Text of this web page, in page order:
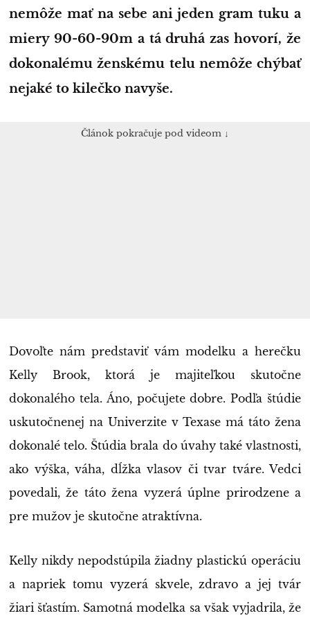
nemôže mať na sebe ani jeden gram tuku a
miery 90-60-90m a tá druhá zas hovorí, že
dokonalému ženskému telu nemôže chýbať
nejaké to kilečko navyše.
Článok pokračuje pod videom ↓
Dovoľte nám predstaviť vám modelku a herečku
Kelly Brook, ktorá je majiteľkou skutočne
dokonalého tela. Áno, počujete dobre. Podľa štúdie
uskutočnenej na Univerzite v Texase má táto žena
dokonalé telo. Štúdia brala do úvahy také vlastnosti,
ako výška, váha, dĺžka vlasov či tvar tváre. Vedci
povedali, že táto žena vyzerá úplne prirodzene a
pre mužov je skutočne atraktívna.
Kelly nikdy nepodstúpila žiadny plastickú operáciu
a napriek tomu vyzerá skvele, zdravo a jej tvár
žiari šťastím. Samotná modelka sa však vyjadrila, že